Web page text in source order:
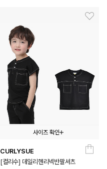
사이즈 확인
100110
CURLYSUE
[컬리수] 데일리헨리넥반팔셔츠